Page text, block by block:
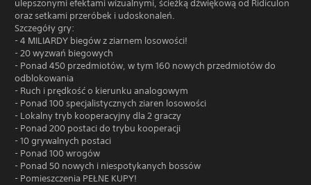
ulepszonymi efektami wizualnymi, ścieżką dźwiękową od Ridiculon
oraz setkami przeróbek i udoskonaleń.
Szczegóły gry:
- 4 MILIARDY biegów z ziarnem losowości!
- 20 wyzwań biegowych
- Ponad 450 przedmiotów, w tym 160 nowych przedmiotów do
odblokowania
- Ruch i prędkość o kierunku analogowym
- Ponad 100 specjalistycznych ziaren losowości
- Lokalny tryb kooperacyjny dla 2 graczy
- Ponad 200 postaci do trybu kooperacji
- 10 grywalnych postaci
- Ponad 100 wrogów
- Ponad 50 nowych i niespotykanych bossów
- Pomieszczenia PEŁNE KUPY!